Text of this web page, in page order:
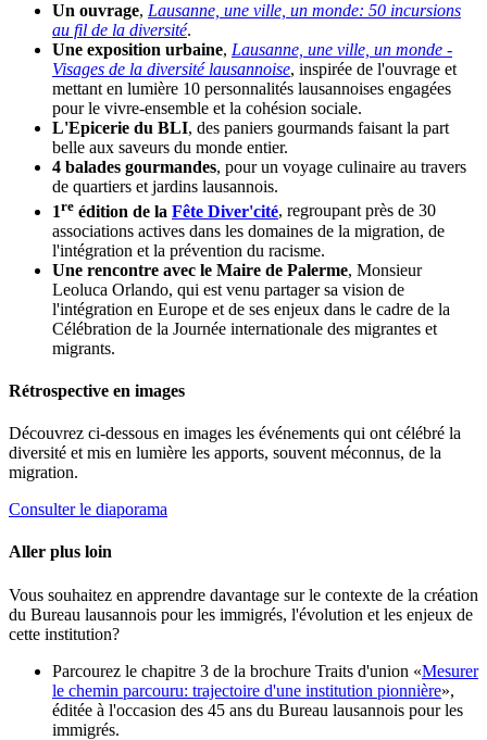
Un ouvrage, Lausanne, une ville, un monde: 50 incursions
au fil de la diversité.
Une exposition urbaine, Lausanne, une ville, un monde -
Visages de la diversité lausannoise, inspirée de l'ouvrage et
mettant en lumière 10 personnalités lausannoises engagées
pour le vivre-ensemble et la cohésion sociale.
L'Epicerie du BLI, des paniers gourmands faisant la part
belle aux saveurs du monde entier.
4 balades gourmandes, pour un voyage culinaire au travers
de quartiers et jardins lausannois.
1re édition de la Fête Diver'cité, regroupant près de 30
associations actives dans les domaines de la migration, de
l'intégration et la prévention du racisme.
Une rencontre avec le Maire de Palerme, Monsieur
Leoluca Orlando, qui est venu partager sa vision de
l'intégration en Europe et de ses enjeux dans le cadre de la
Célébration de la Journée internationale des migrantes et
migrants.
Rétrospective en images
Découvrez ci-dessous en images les événements qui ont célébré la
diversité et mis en lumière les apports, souvent méconnus, de la
migration.
Consulter le diaporama
Aller plus loin
Vous souhaitez en apprendre davantage sur le contexte de la création
du Bureau lausannois pour les immigrés, l'évolution et les enjeux de
cette institution?
Parcourez le chapitre 3 de la brochure Traits d'union «Mesurer
le chemin parcouru: trajectoire d'une institution pionnière»,
éditée à l'occasion des 45 ans du Bureau lausannois pour les
immigrés.